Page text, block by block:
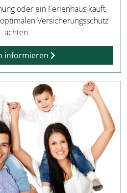
oder ein Ferienhaus kauft,
Versicherungsschutz
achten.
informieren